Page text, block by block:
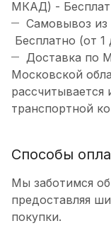
МКАД) -
Самовывоз из
Бесплатно (от 1
Доставка по
Московской
транспортной
Способы
Мы заботимся
предоставляя
покупки.